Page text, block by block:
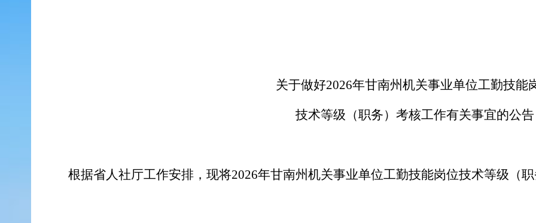
关于做好2026年甘南州机关事业单位工勤技能
技术等级（职务）考核工作有关事宜的公告
根据省人社厅工作安排，现将2026年甘南州机关事业单位工勤技能岗位技术等级（